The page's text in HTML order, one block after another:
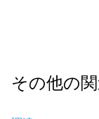
その他の